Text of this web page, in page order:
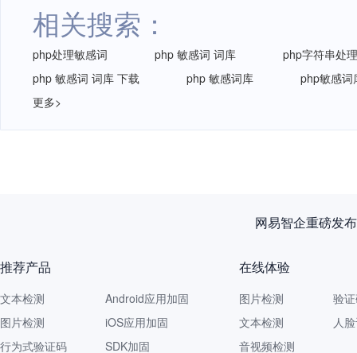
相关搜索：
php处理敏感词 php 敏感词 词库
php字符串处
php 敏感词 词库 下载
php 敏感词库
php敏感词
更多>
网易智企重磅发
推荐产品
文本检测
图片检测
行为式验证码
Android应用加固
iOS应用加固
SDK加固
在线体验
图片检测
文本检测
音视频检测
验
人